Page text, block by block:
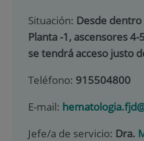
Situación: Desde
Planta -1, ascensores 4-
se tendrá acceso justo
Teléfono: 915504800
E-mail:
Jefe/a de servicio: Dra.